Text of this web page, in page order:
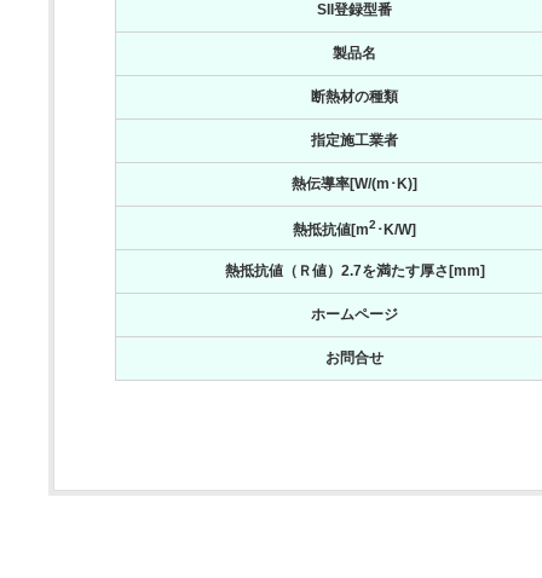
SII登録型番
製品名
断熱材の種類
指定施工業者
熱伝導率[W/(m･K)]
熱抵抗値[m2 ･K/W]
熱抵抗値（Ｒ値）2.7を満たす厚さ[mm]
ホームページ
お問合せ